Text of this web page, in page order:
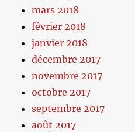
mars 2018
février 2018
janvier 2018
décembre 2017
novembre 2017
octobre 2017
septembre 2017
août 2017